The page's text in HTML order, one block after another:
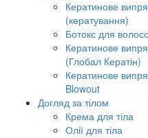
Кератинове
(кератування)
Ботокс для
Кератинове
(Глобал Кератін)
Кератинове
Blowout
Догляд за тілом
Крема для тіла
Олії для тіла